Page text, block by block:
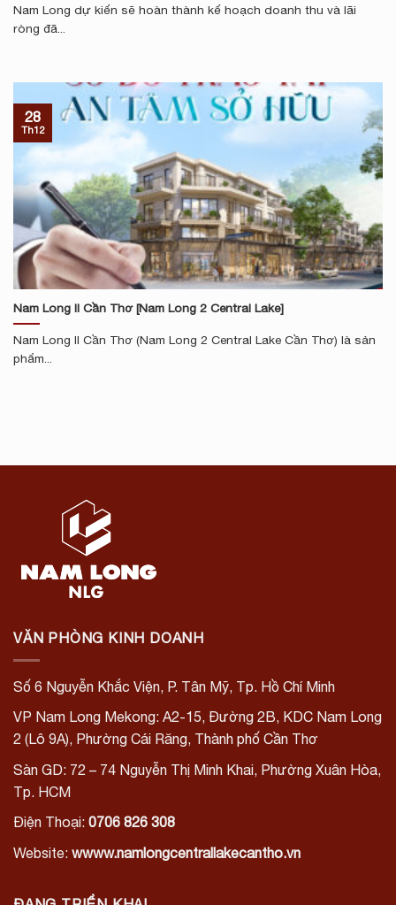
Nam Long dự kiến sẽ hoàn thành kế hoạch doanh thu và lãi
ròng đã...
Nam Long II Cần Thơ [Nam Long 2 Central Lake]
Nam Long II Cần Thơ (Nam Long 2 Central Lake Cần Thơ) là sản
phẩm...
28
Th12
VĂN PHÒNG KINH DOANH
Số 6 Nguyễn Khắc Viện, P. Tân Mỹ, Tp. Hồ Chí Minh
VP Nam Long Mekong: A2-15, Đường 2B, KDC Nam Long
2 (Lô 9A), Phường Cái Răng, Thành phố Cần Thơ
Sàn GD: 72 – 74 Nguyễn Thị Minh Khai, Phường Xuân Hòa,
Tp. HCM
Điện Thoại: 0706 826 308
Website: wwww.namlongcentrallakecantho.vn